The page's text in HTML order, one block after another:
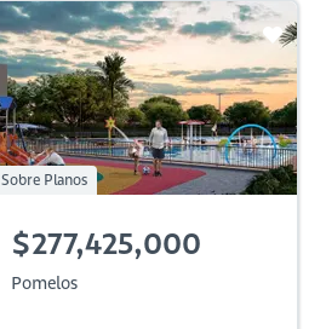
Sobre Planos
$277,425,000
Pomelos